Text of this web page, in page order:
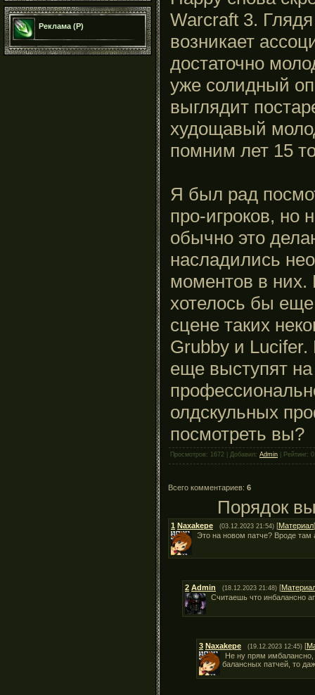
Реклама (Р)
Warcraft 3.
возникает
достаточно
уже солидный
выглядит
худощавый
помним лет 15
Я был рад
про-игроков, но
обычно это
насладились
моментов в
хотелось бы
сцене таких
Grubby и
еще выступят
олдскульных
посмотреть вы?
Просмотров: 1672 | Добавил: Admin | Рейтинг:
Всего комментариев: 6
Порядок
1 Naxakepe (03.12.2023 21:54) [Материал]
Это на новом патче? Вроде
2 Admin (18.12.2023 21:48) [
Считаешь что инбалансно
3 Naxakepe (19.12.2023 12:45) [
Не ну прям имбалансно,
балансных патчей, то